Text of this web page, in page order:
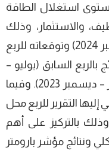
استغلال الطاقة
والاستثمار، وذلك
خلال الربع العدد 73 (أكتوبر – ديسمبر 2024) وتوقعاته للربع
النتائج بالربع السابق (يوليو –
سبتمبر 2024) والربع المناظر (أكتوبر – ديسمبر 2023). وفيما
التقرير للربع محل
(أكتوبر – ديسمبر 2024)، وذلك بالتركيز على أهم
ونتائج مؤشر بارومتر